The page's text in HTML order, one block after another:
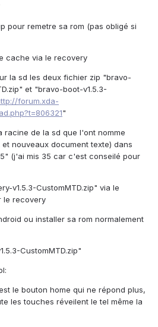
pour remetre sa rom (pas obligé si
cache via le recovery
la sd les deux fichier zip "bravo-
et "bravo-boot-v1.5.3-
forum.xda-
"
racine de la sd que l'ont nomme
nouveaux document texte) dans
(j'ai mis 35 car c'est conseilé pour
v1.5.3-CustomMTD.zip" via le
le recovery
ou installer sa rom normalement
CustomMTD.zip"
le bouton home qui ne répond plus,
les touches réveilent le tel même la